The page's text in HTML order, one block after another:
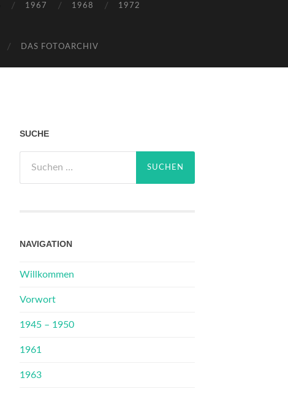
1967 1968 1972
DAS FOTOARCHIV
SUCHE
nach:
NAVIGATION
Willkommen
Vorwort
1945 – 1950
1961
1963